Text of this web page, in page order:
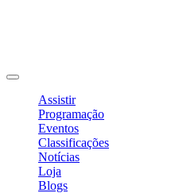
Assistir
Programação
Eventos
Classificações
Notícias
Loja
Blogs